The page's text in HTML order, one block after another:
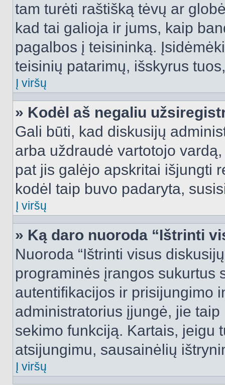
tam turėti raštišką tėvų ar
kad tai galioja ir jums, kaip
pagalbos į teisininką.
teisinių patarimų, išskyrus
Į viršų
» Kodėl aš negaliu
Gali būti, kad diskusijų
arba uždraudė vartotojo
pat jis galėjo apskritai išjungti
kodėl taip buvo padaryta,
Į viršų
» Ką daro nuoroda “Ištrinti
Nuoroda “Ištrinti visus
programinės įrangos sukurtus
autentifikacijos ir prisijungimo
administratorius įjungė, jie
sekimo funkciją. Kartais, jeigu
atsijungimu, sausainėlių
Į viršų